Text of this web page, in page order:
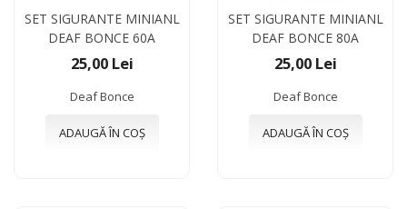
SET SIGURANTE MINIANL
DEAF BONCE 60A
25,00 Lei
Deaf Bonce
ADAUGĂ ÎN COȘ
SET SIGURANTE MINIANL
DEAF BONCE 80A
25,00 Lei
Deaf Bonce
ADAUGĂ ÎN COȘ